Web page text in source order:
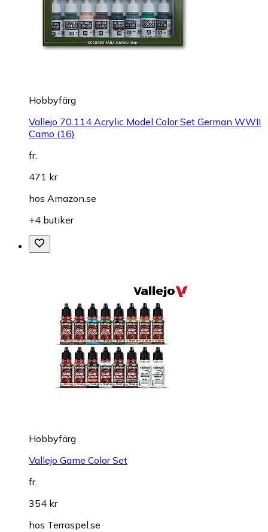
Hobbyfärg
Vallejo 70.114 Acrylic Model Color Set German WWII
Camo (16)
fr.
471 kr
hos Amazon.se
+4 butiker
Hobbyfärg
Vallejo Game Color Set
fr.
354 kr
hos Terraspel.se